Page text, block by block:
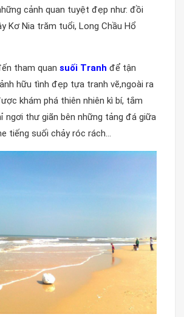
cảnh quan tuyệt đẹp như: đồi
Kơ Nia trăm tuổi, Long Chầu Hổ
tham quan suối Tranh để tận
hữu tình đẹp tựa tranh vẽ,ngoài ra
khám phá thiên nhiên kì bí, tắm
ngơi thư giãn bên những tảng đá giữa
tiếng suối chảy róc rách…